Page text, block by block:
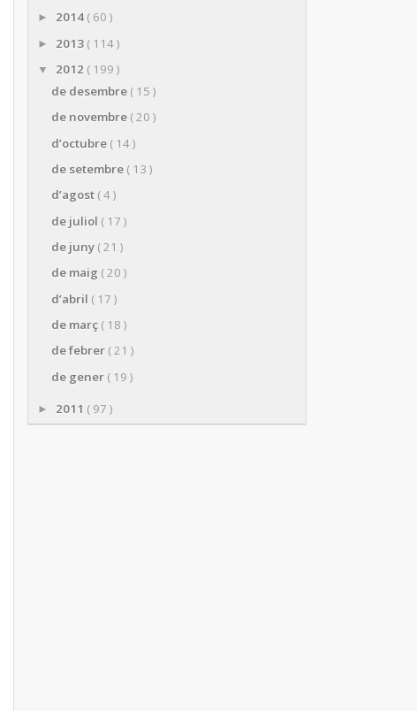
► 2014 ( 60 )
► 2013 ( 114 )
▼ 2012 ( 199 )
de desembre ( 15 )
de novembre ( 20 )
d’octubre ( 14 )
de setembre ( 13 )
d’agost ( 4 )
de juliol ( 17 )
de juny ( 21 )
de maig ( 20 )
d’abril ( 17 )
de març ( 18 )
de febrer ( 21 )
de gener ( 19 )
► 2011 ( 97 )